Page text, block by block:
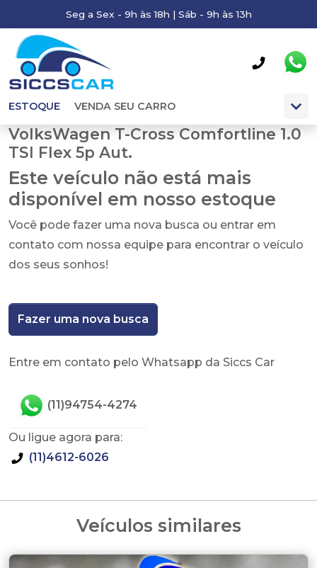
Seg a Sex - 9h às 18h | Sáb - 9h às 13h
ESTOQUE VENDA SEU CARRO
VolksWagen T-Cross Comfortline 1.0
TSI Flex 5p Aut.
Este veículo não está mais
disponível em nosso estoque
Você pode fazer uma nova busca ou entrar em
contato com nossa equipe para encontrar o veículo
dos seus sonhos!
Fazer uma nova busca
Entre em contato pelo Whatsapp da Siccs Car
(11)94754-4274
Ou ligue agora para:
(11)4612-6026
Veículos similares